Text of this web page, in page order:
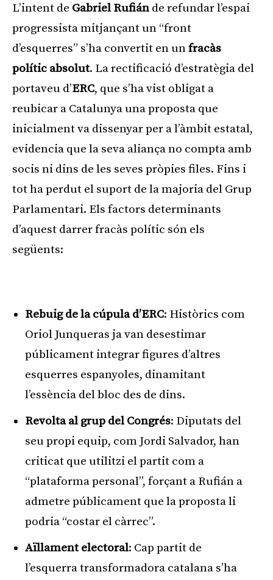
L’intent de Gabriel Rufián de refundar l’espai
progressista mitjançant un “front
d’esquerres” s’ha convertit en unfracàs
polític absolut. La rectificació d’estratègia del
portaveu d’ERC, que s’ha vist obligat a
reubicar a Catalunya una proposta que
inicialment va dissenyar per a l’àmbit estatal,
evidencia que la seva aliança no compta amb
socis ni dins de les seves pròpies files. Fins i
tot ha perdut el suport de la majoria del Grup
Parlamentari. Els factors determinants
d’aquest darrer fracàs polític són els
següents:
Rebuig de la cúpula d’ERC: Històrics com
Oriol Junqueras ja van desestimar
públicament integrar figures d’altres
esquerres espanyoles, dinamitant
l’essència del bloc des de dins.
Revolta al grup del Congrés: Diputats del
seu propi equip, com Jordi Salvador, han
criticat que utilitzi el partit com a
“plataforma personal”, forçant a Rufián a
admetre públicament que la proposta li
podria “costar el càrrec”.
Aïllament electoral: Cap partit de
l’esquerra transformadora catalana s’ha